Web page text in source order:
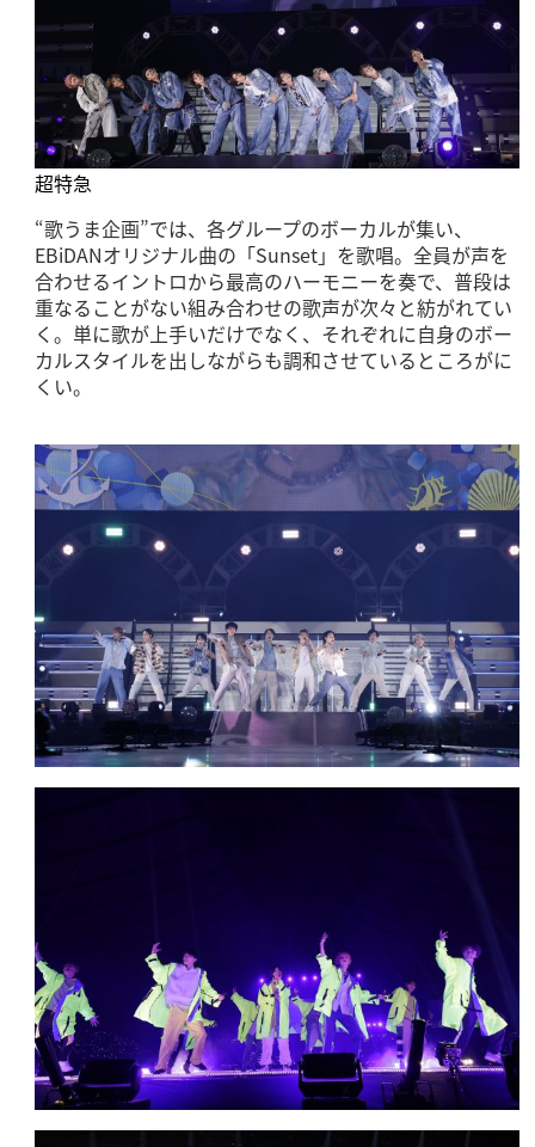
超特急
“歌うま企画”では、各グループのボーカルが集い、
EBiDANオリジナル曲の「Sunset」を歌唱。全員が声を
合わせるイントロから最高のハーモニーを奏で、普段は
重なることがない組み合わせの歌声が次々と紡がれてい
く。単に歌が上手いだけでなく、それぞれに自身のボー
カルスタイルを出しながらも調和させているところがに
くい。